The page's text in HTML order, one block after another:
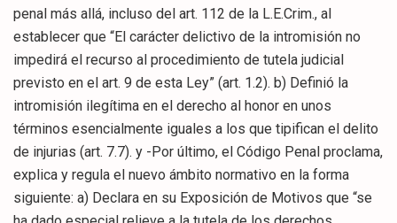
penal más allá, incluso del art. 112 de la L.E.Crim., al
establecer que “El carácter delictivo de la intromisión no
impedirá el recurso al procedimiento de tutela judicial
previsto en el art. 9 de esta Ley” (art. 1.2). b) Definió la
intromisión ilegítima en el derecho al honor en unos
términos esencialmente iguales a los que tipifican el delito
de injurias (art. 7.7). y -Por último, el Código Penal proclama,
explica y regula el nuevo ámbito normativo en la forma
siguiente: a) Declara en su Exposición de Motivos que “se